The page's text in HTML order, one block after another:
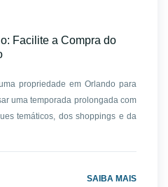
Facilite a Compra do
propriedade em Orlando para
uma temporada prolongada com
temáticos, dos shoppings e da
SAIBA MAIS